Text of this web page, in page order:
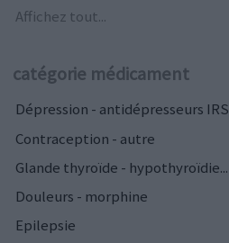
Affichez tout...
catégorie médicament
Dépression - antidépresseurs IRS
Contraception - autre
Glande thyroïde - hypothyroïdie...
Douleurs - morphine
Epilepsie